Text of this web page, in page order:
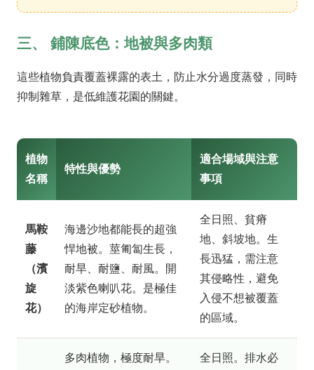
三、 鋪陳底色：地被與多肉類
這些植物負責覆蓋裸露的表土，防止水分過度蒸發，同時
抑制雜草，是低維護花園的關鍵。
植物
名稱
特性與優勢
適合場域與注意
事項
馬鞍
藤
（濱
旋
花）
海邊沙地都能長的超強
悍地被。莖匍匐生長，
耐旱、耐鹽、耐風。開
淡紫色喇叭花。是極佳
的海岸定砂植物。
全日照、貧瘠
地、斜坡地。生
長迅猛，需注意
其侵略性，避免
入侵不想被覆蓋
的區域。
多肉植物，極度耐旱。
全日照。排水必